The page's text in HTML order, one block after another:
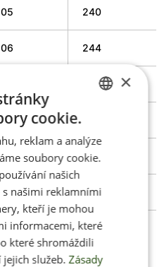
240
244
250
259
263
ENGLISH
×
cookie.
reklam a analýze
soubory cookie.
našich
našimi reklamními
kteří je mohou
informacemi, které
které shromáždili
služeb. Zásady